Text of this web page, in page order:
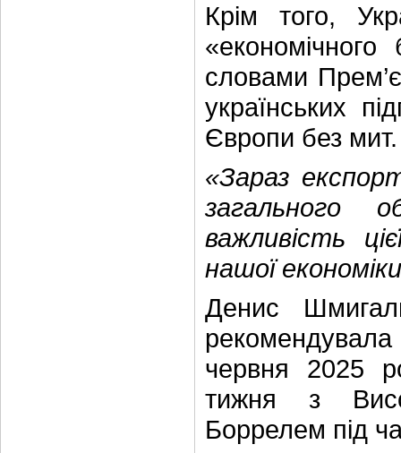
Крім того,
словами
українських
Європи без мит.
«Зараз
загального
важливість
нашої
Денис
червня 2025
тижня з
Боррелем під